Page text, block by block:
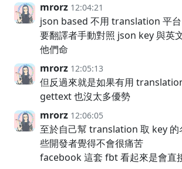
mrorz 12:04:21
json based 不用 translation 平
要翻譯者手動對照 json key 與英
他們命
mrorz 12:05:13
但反過來就是如果有用
gettext 也沒太多優勢
mrorz 12:06:05
至於自己幫 translation 取 key 的
些開發者覺得不會很痛苦
facebook 這套 fbt 看起來是會直